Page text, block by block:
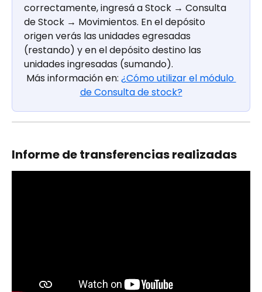
correctamente, ingresá a Stock → Consulta
de Stock → Movimientos. En el depósito
origen verás las unidades egresadas
(restando) y en el depósito destino las
unidades ingresadas (sumando).
Más información en: ¿Cómo utilizar el módulo
de Consulta de stock?
Informe de transferencias realizadas